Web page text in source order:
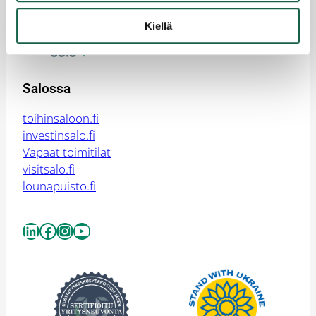
Kiellä
yrityssalo@yrityssalo.fi
Salossa
toihinsaloon.fi
investinsalo.fi
Vapaat toimitilat
visitsalo.fi
lounapuisto.fi
LinkedIn
Facebook
Instagram
YouTube